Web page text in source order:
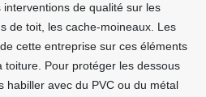
de qualité sur les
de toit, les cache-moineaux. Les
cette entreprise sur ces éléments
toiture. Pour protéger les dessous
habiller avec du PVC ou du métal